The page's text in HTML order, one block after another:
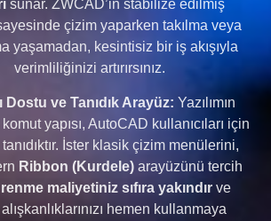
sunar. ZWCAD’in stabilize edilmiş
çizim yaparken takılma veya
yaşamadan, kesintisiz bir iş akışıyla
verimliliğinizi artırırsınız.
Dostu ve Tanıdık Arayüz: Yazılımın
yapısı, AutoCAD kullanıcıları için
İster klasik çizim menülerini,
Ribbon (Kurdele) arayüzünü tercih
maliyetiniz sıfıra yakındır ve
hemen kullanmaya